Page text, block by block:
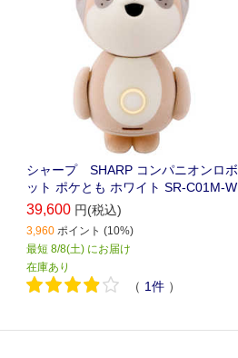
シャープ SHARP コンパニオンロボ
ット ポケとも ホワイト SR-C01M-W
39,600 円(税込)
3,960 ポイント (10%)
最短 8/8(土) にお届け
在庫あり
（ 1件 ）